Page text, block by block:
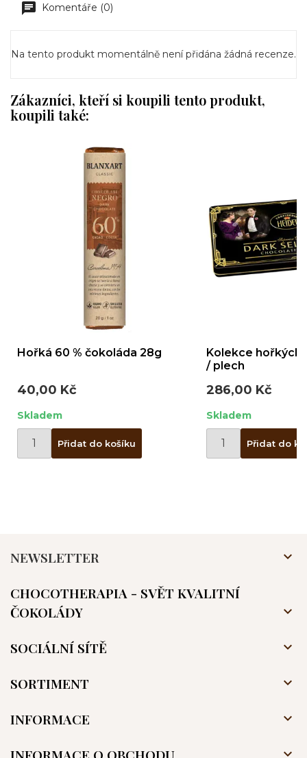
Komentáře (0)
Na tento produkt momentálně není přidána žádná recenze.
Zákazníci, kteří si koupili tento produkt,
koupili také:
Hořká 60 % čokoláda 28g
40,00 Kč
Skladem
Přidat do košíku
Kolekce hořkých
/ plech
286,00 Kč
Skladem
Přidat do
NEWSLETTER 
CHOCOTHERAPIA - SVĚT KVALITNÍ
ČOKOLÁDY

SOCIÁLNÍ SÍTĚ 
SORTIMENT 
INFORMACE 
